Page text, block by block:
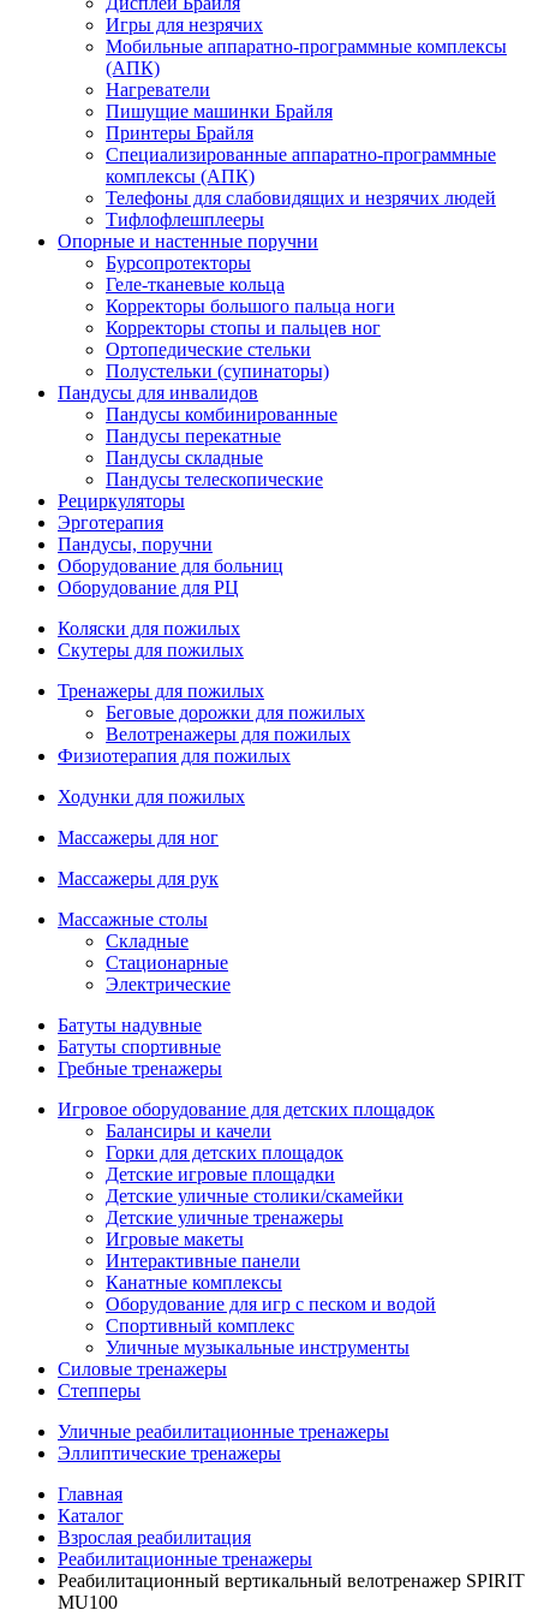
Игры для незрячих
Мобильные аппаратно-программные комплексы
(АПК)
Нагреватели
Пишущие машинки Брайля
Принтеры Брайля
Специализированные аппаратно-программные
комплексы (АПК)
Телефоны для слабовидящих и незрячих людей
Тифлофлешплееры
Опорные и настенные поручни
Бурсопротекторы
Геле-тканевые кольца
Корректоры большого пальца ноги
Корректоры стопы и пальцев ног
Ортопедические стельки
Полустельки (супинаторы)
Пандусы для инвалидов
Пандусы комбинированные
Пандусы перекатные
Пандусы складные
Пандусы телескопические
Рециркуляторы
Эрготерапия
Пандусы, поручни
Оборудование для больниц
Оборудование для РЦ
Коляски для пожилых
Скутеры для пожилых
Тренажеры для пожилых
Беговые дорожки для пожилых
Велотренажеры для пожилых
Физиотерапия для пожилых
Ходунки для пожилых
Массажеры для ног
Массажеры для рук
Массажные столы
Складные
Стационарные
Электрические
Батуты надувные
Батуты спортивные
Гребные тренажеры
Игровое оборудование для детских площадок
Балансиры и качели
Горки для детских площадок
Детские игровые площадки
Детские уличные столики/скамейки
Детские уличные тренажеры
Игровые макеты
Интерактивные панели
Канатные комплексы
Оборудование для игр с песком и водой
Спортивный комплекс
Уличные музыкальные инструменты
Силовые тренажеры
Степперы
Уличные реабилитационные тренажеры
Эллиптические тренажеры
Главная
Каталог
Взрослая реабилитация
Реабилитационные тренажеры
Реабилитационный вертикальный велотренажер SPIRIT
MU100